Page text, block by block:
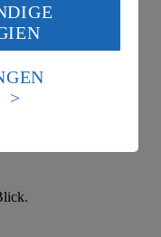
du im Sinne
ein, dass deine
Der EuGH sieht
an.
US-
Seite findest du